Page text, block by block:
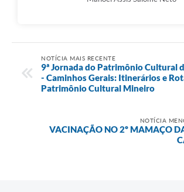
NOTÍCIA MAIS RECENTE
9ª Jornada do Patrimônio Cultural
- Caminhos Gerais: Itinerários e
Patrimônio Cultural Mineiro
NOTÍCIA
VACINAÇÃO NO 2º MAMAÇO